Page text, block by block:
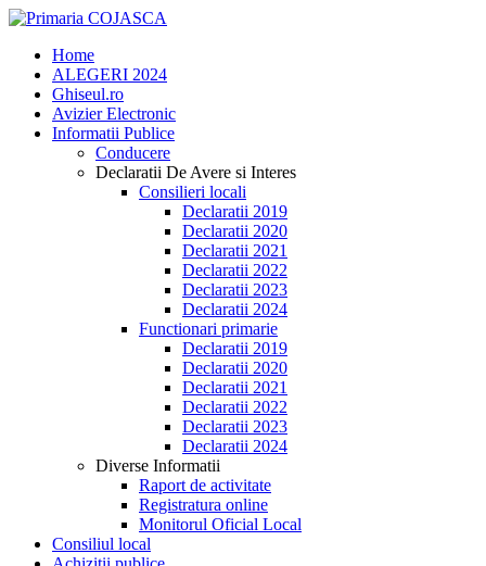
Home
ALEGERI 2024
Ghiseul.ro
Avizier Electronic
Informatii Publice
Conducere
Declaratii De Avere si Interes
Consilieri locali
Declaratii 2019
Declaratii 2020
Declaratii 2021
Declaratii 2022
Declaratii 2023
Declaratii 2024
Functionari primarie
Declaratii 2019
Declaratii 2020
Declaratii 2021
Declaratii 2022
Declaratii 2023
Declaratii 2024
Diverse Informatii
Raport de activitate
Registratura online
Monitorul Oficial Local
Consiliul local